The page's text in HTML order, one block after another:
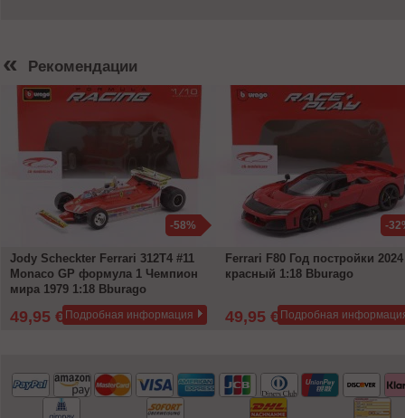
« Рекомендации
-58%
Jody Scheckter Ferrari 312T4 #11
Monaco GP формула 1 Чемпион
мира 1979 1:18 Bburago
49,95 € 119,99 €
Подробная информация
-
Ferrari F80 Год постройки 2024
красный 1:18 Bburago
49,95 € 72,99 €
Подробная